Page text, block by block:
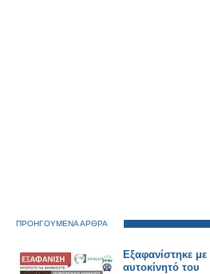
ΠΡΟΗΓΟΥΜΕΝΑ ΑΡΘΡΑ
Εξαφανίστηκε με
αυτοκίνητό του